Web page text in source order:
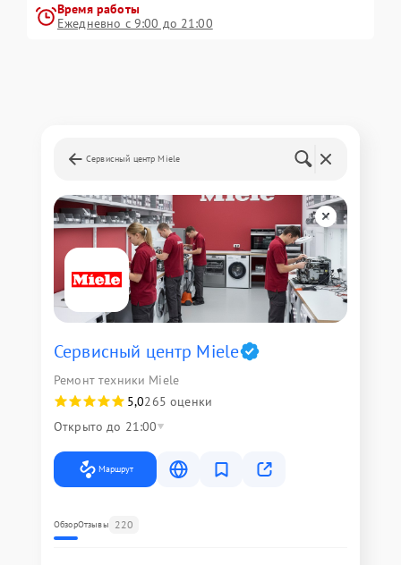
Время работы
Ежедневно с 9:00 до 21:00
Сервисный центр Miele
Сервисный центр Miele
Ремонт техники Miele
5,0265 оценки
Открыто до 21:00
Маршрут
ОбзорОтзывы 220